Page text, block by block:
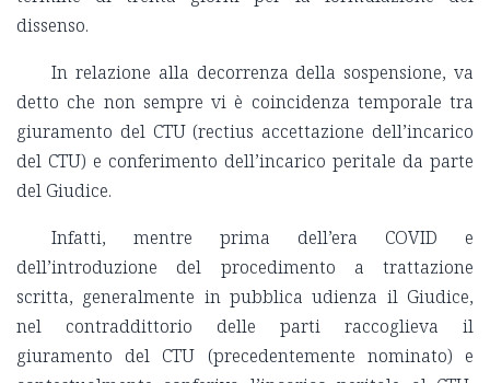
dissenso.
In relazione alla decorrenza della sospensione, va
detto che non sempre vi è coincidenza temporale tra
giuramento del CTU (rectius accettazione dell’incarico
del CTU) e conferimento dell’incarico peritale da parte
del Giudice.
Infatti, mentre prima dell’era COVID e
dell’introduzione del procedimento a trattazione
scritta, generalmente in pubblica udienza il Giudice,
nel contraddittorio delle parti raccoglieva il
giuramento del CTU (precedentemente nominato) e